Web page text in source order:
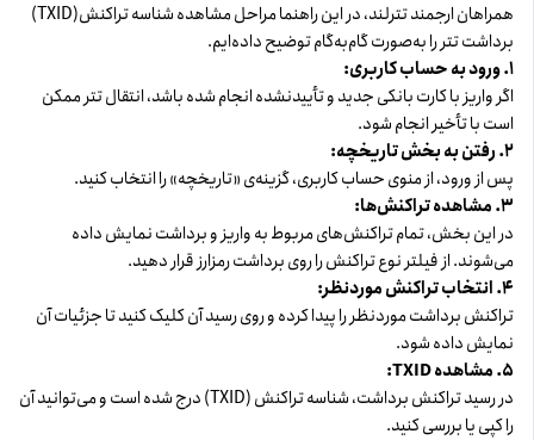
همراهان ارجمند تترلند، در این راهنما مراحل مشاهده شناسه تراکنش(TXID)
برداشت تتر را به‌صورت گام‌به‌گام توضیح داده‌ایم.
۱. ورود به حساب کاربری:
اگر واریز با کارت بانکی جدید و تأییدنشده انجام شده باشد، انتقال تتر ممکن
است با تأخیر انجام شود.
۲. رفتن به بخش تاریخچه:
پس از ورود، از منوی حساب کاربری، گزینه‌ی «تاریخچه» را انتخاب کنید.
۳. مشاهده تراکنش‌ها:
در این بخش، تمام تراکنش‌های مربوط به واریز و برداشت نمایش داده
می‌شوند. از فیلتر نوع تراکنش را روی برداشت رمزارز قرار دهید.
۴. انتخاب تراکنش موردنظر:
تراکنش برداشت موردنظر را پیدا کرده و روی رسید آن کلیک کنید تا جزئیات آن
نمایش داده شود.
۵. مشاهده TXID:
در رسید تراکنش برداشت، شناسه تراکنش (TXID) درج شده است و می‌توانید آن
را کپی یا بررسی کنید.